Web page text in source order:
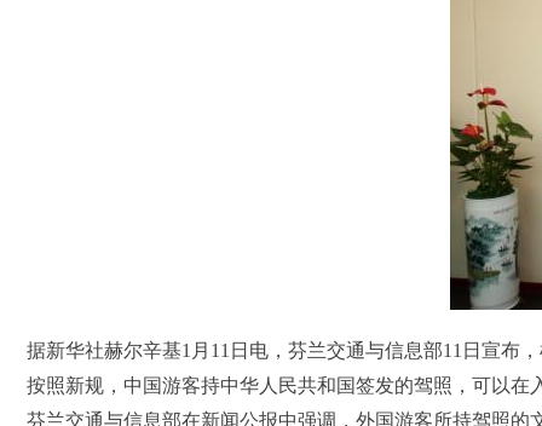
据新华社赫尔辛基1月11日电，芬兰交通与信息部11日宣布
按照新规，中国游客持中华人民共和国签发的驾照，可以
芬兰交通与信息部在新闻公报中强调，外国游客所持驾照